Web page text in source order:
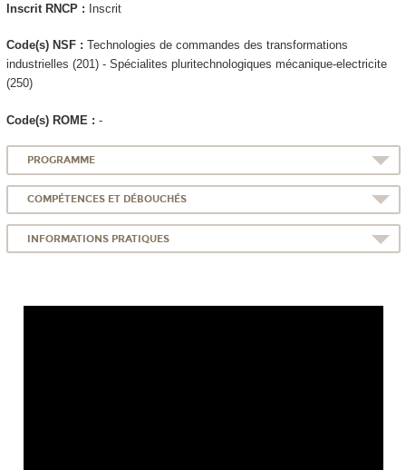
Inscrit RNCP: Inscrit
Code(s) NSF : Technologies de commandes des transformations
industrielles (201) - Spécialites pluritechnologiques mécanique-electricite
(250)
Code(s) ROME : -
PROGRAMME
COMPÉTENCES ET DÉBOUCHÉS
INFORMATIONS PRATIQUES